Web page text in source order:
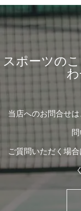
スポーツの
当店へのお問合せ
ご質問いただく場